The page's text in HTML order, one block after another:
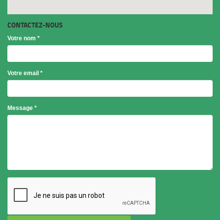
CONTACTEZ-NOUS
Votre nom *
Votre email *
Objet
*
Message *